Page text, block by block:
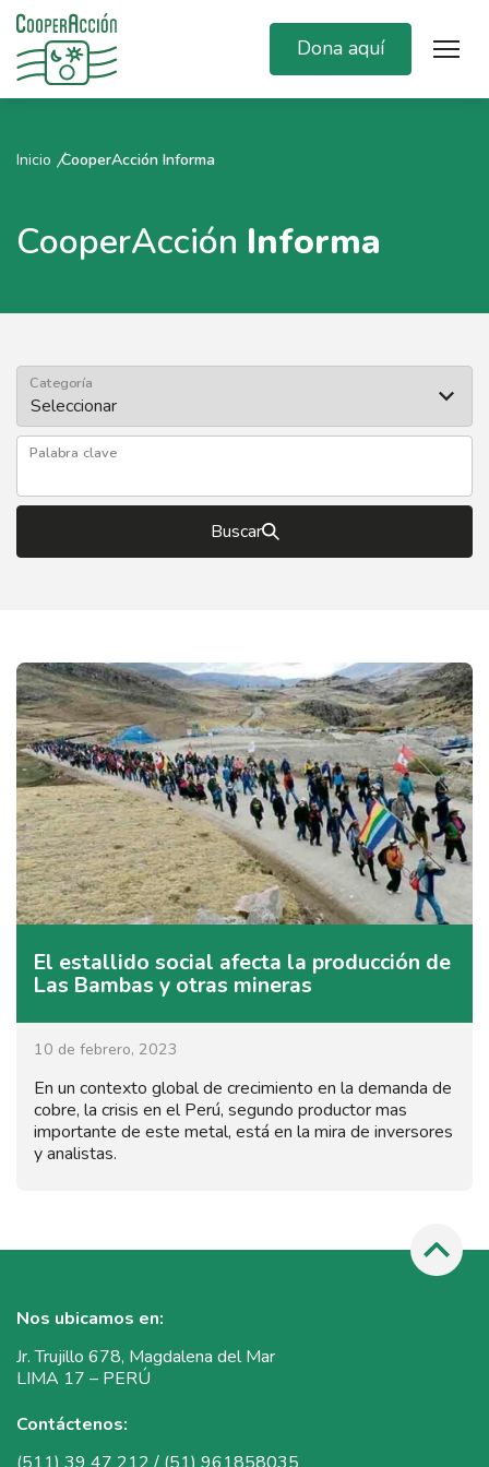
Dona aquí
Inicio CooperAcción Informa
CooperAcción Informa
Categoría
Palabra clave
Buscar
El estallido social afecta la producción de
Las Bambas y otras mineras
10 de febrero, 2023
En un contexto global de crecimiento en la demanda de
cobre, la crisis en el Perú, segundo productor mas
importante de este metal, está en la mira de inversores
y analistas.
Nos ubicamos en:
Jr. Trujillo 678, Magdalena del Mar
LIMA 17 – PERÚ
Contáctenos: